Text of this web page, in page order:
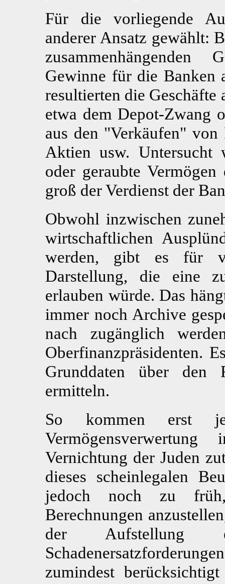
Für die vorliegende
anderer Ansatz gewählt:
zusammenhängenden
Gewinne für die Banken
resultierten die Geschäfte
etwa dem Depot-Zwang
aus den "Verkäufen" von
Aktien usw. Untersucht
oder geraubte
groß der Verdienst der
Obwohl inzwischen
wirtschaftlichen
werden, gibt es für
Darstellung, die eine
erlauben würde. Das
immer noch Archive
nach zugänglich
Oberfinanzpräsidenten.
Grunddaten über den
ermitteln.
So kommen erst
Vernichtung der Juden
dieses scheinlegalen
jedoch noch zu
Berechnungen
der Aufstellung
zumindest